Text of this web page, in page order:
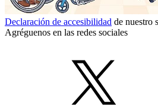
Declaración de accesibilidad de nuestro
Agréguenos en las redes sociales